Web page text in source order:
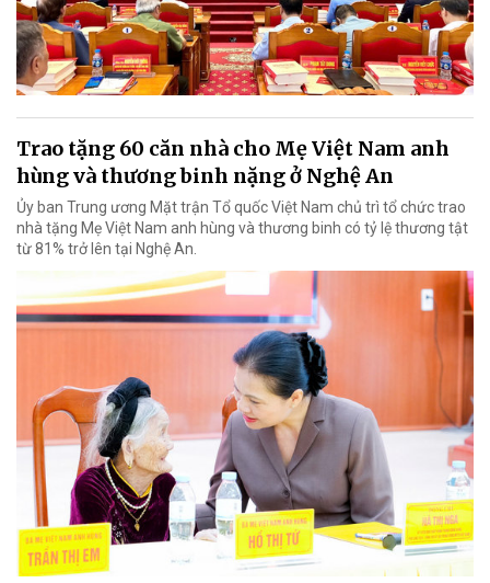
Trao tặng 60 căn nhà cho Mẹ Việt Nam anh
hùng và thương binh nặng ở Nghệ An
Ủy ban Trung ương Mặt trận Tổ quốc Việt Nam chủ trì tổ chức trao
nhà tặng Mẹ Việt Nam anh hùng và thương binh có tỷ lệ thương tật
từ 81% trở lên tại Nghệ An.